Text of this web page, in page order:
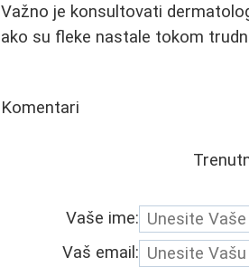
Važno je konsultovati
ako su fleke nastale tokom
Komentari
Vaše ime:
Vaš email: